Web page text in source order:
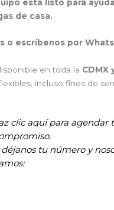
está listo para
de casa.
o escríbenos por
en toda la CDMX
incluso fines de
clic aquí para agendar
déjanos tu número y